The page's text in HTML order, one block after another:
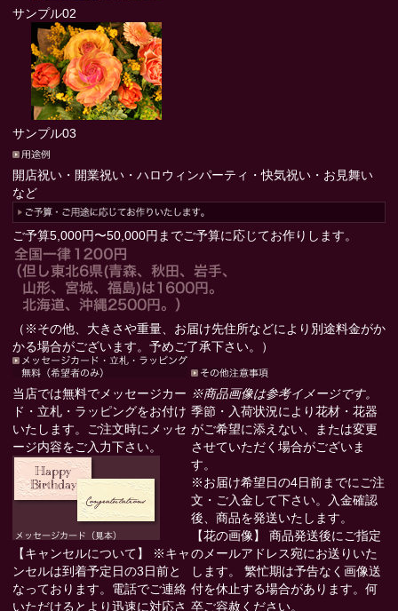
サンプル02
サンプル03
開店祝い・開業祝い・ハロウィンパーティ・快気祝い・お見舞い
など
ご予算5,000円〜50,000円までご予算に応じてお作りします。
（※その他、大きさや重量、お届け先住所などにより別途料金がか
かる場合がございます。予めご了承下さい。）
当店では無料でメッセージカー
ド・立札・ラッピングをお付け
いたします。ご注文時にメッセ
ージ内容をご入力下さい。
【キャンセルについて】
※キャ
ンセルは到着予定日の3日前と
なっております。電話でご連絡
いただけるとより迅速に対応さ
※商品画像は参考イメージです。
季節・入荷状況により花材・花器
がご希望に添えない、または変更
させていただく場合がございま
す。
※お届け希望日の4日前までにご注
文・ご入金して下さい。入金確認
後、商品を発送いたします。
【花の画像】
商品発送後にご指定
のメールアドレス宛にお送りいた
します。 繁忙期は予告なく画像送
付を休止する場合があります。何
卒ご容赦ください。